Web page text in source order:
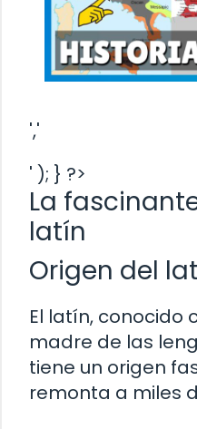
','
' ); } ?>
La
latín
Origen del
El latín, conocido
madre de las
tiene un origen
remonta a miles